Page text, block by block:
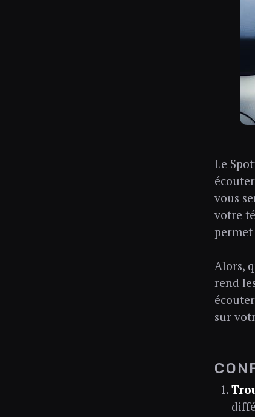
Le
vous
votre
Alors,
rend
sur